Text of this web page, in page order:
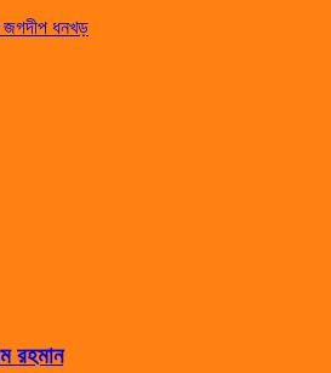
জগদীপ ধনখড়
রহমান